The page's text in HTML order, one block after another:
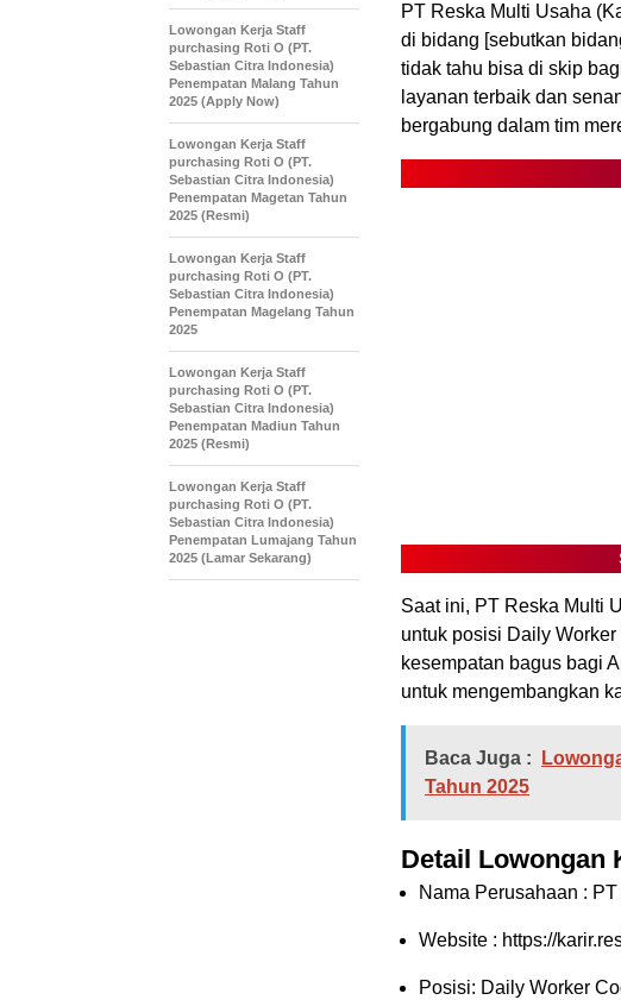
PT Reska Multi Usaha
di bidang [sebutkan
tidak tahu bisa di skip
layanan terbaik dan
bergabung dalam tim
Saat ini, PT Reska Multi
untuk posisi Daily
kesempatan bagus bagi
untuk mengembangkan
Baca Juga :
Tahun 2025
Detail Lowongan
Nama Perusahaan :
Website : https://
Posisi: Daily Worker
Lowongan Kerja Staff
purchasing Roti O (PT.
Sebastian Citra Indonesia)
Penempatan Malang Tahun
2025 (Apply Now)
Lowongan Kerja Staff
purchasing Roti O (PT.
Sebastian Citra Indonesia)
Penempatan Magetan Tahun
2025 (Resmi)
Lowongan Kerja Staff
purchasing Roti O (PT.
Sebastian Citra Indonesia)
Penempatan Magelang Tahun
2025
Lowongan Kerja Staff
purchasing Roti O (PT.
Sebastian Citra Indonesia)
Penempatan Madiun Tahun
2025 (Resmi)
Lowongan Kerja Staff
purchasing Roti O (PT.
Sebastian Citra Indonesia)
Penempatan Lumajang Tahun
2025 (Lamar Sekarang)